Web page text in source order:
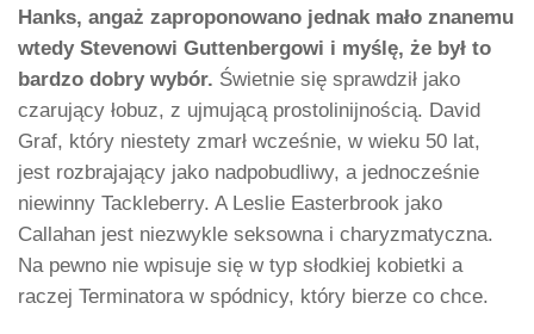
Hanks, angaż zaproponowano jednak mało znanemu
wtedy Stevenowi Guttenbergowi i myślę, że był to
bardzo dobry wybór. Świetnie się sprawdził jako
czarujący łobuz, z ujmującą prostolinijnością. David
Graf, który niestety zmarł wcześnie, w wieku 50 lat,
jest rozbrajający jako nadpobudliwy, a jednocześnie
niewinny Tackleberry. A Leslie Easterbrook jako
Callahan jest niezwykle seksowna i charyzmatyczna.
Na pewno nie wpisuje się w typ słodkiej kobietki a
raczej Terminatora w spódnicy, który bierze co chce.